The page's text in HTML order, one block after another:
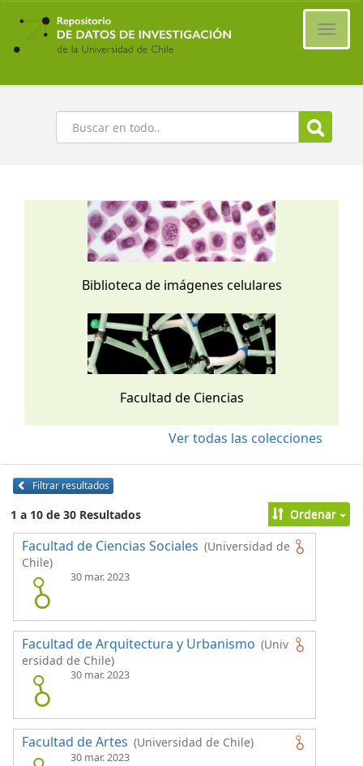
Ir
contenido
principal
Buscar
Biblioteca de imágenes celulares
Facultad de Ciencias
Ver todas las colecciones
Filtrar resultados
1 a 10 de 30 Resultados Ordenar
Facultad de Ciencias Sociales (Universidad de
Chile)
30 mar. 2023
Facultad de Arquitectura y Urbanismo (Univ
ersidad de Chile)
30 mar. 2023
Facultad de Artes (Universidad de Chile)
30 mar. 2023